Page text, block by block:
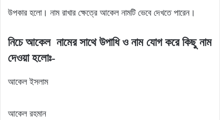
উপকার হলো। নাম রাখার ক্ষেত্রে আকেল নামটি ভেবে দেখতে পারেন।
নিচেআকেল নামের সাথেউপাধিও নাম যোগ করে কিছু নাম
দেওয়া হলোঃ-
আকেল ইসলাম
আকেল রহমান